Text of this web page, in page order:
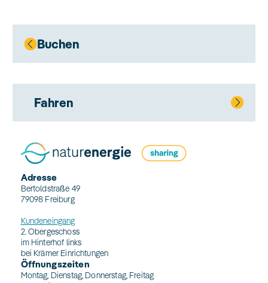
Buchen
Fahren
Adresse
Bertoldstraße 49
79098 Freiburg
Kundeneingang
2. Obergeschoss
im Hinterhof links
bei Krämer Einrichtungen
Öffnungszeiten
Montag, Dienstag, Donnerstag, Freitag